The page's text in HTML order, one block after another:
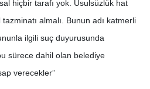
hiçbir tarafı yok. Usulsüzlük hat
almalı. Bunun adı katmerli
ilgili suç duyurusunda
sürece dahil olan belediye
verecekler”